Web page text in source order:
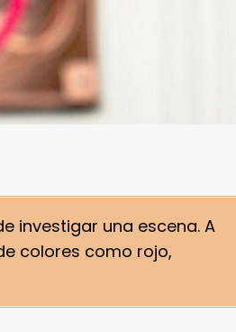
investigar una escena. A
colores como rojo,